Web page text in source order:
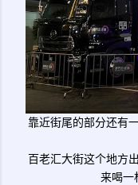
靠近街尾的部分还有
百老汇大街这个地方
来喝一